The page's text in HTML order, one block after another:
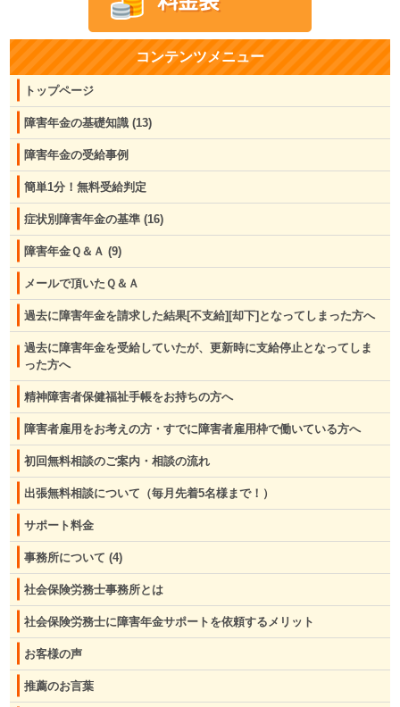
コンテンツメニュー
トップページ
障害年金の基礎知識 (13)
障害年金の受給事例
簡単1分！無料受給判定
症状別障害年金の基準 (16)
障害年金Ｑ＆Ａ (9)
メールで頂いたＱ＆Ａ
過去に障害年金を請求した結果[不支給][却下]となってしまった方へ
過去に障害年金を受給していたが、更新時に支給停止となってしま
った方へ
精神障害者保健福祉手帳をお持ちの方へ
障害者雇用をお考えの方・すでに障害者雇用枠で働いている方へ
初回無料相談のご案内・相談の流れ
出張無料相談について（毎月先着5名様まで！）
サポート料金
事務所について (4)
社会保険労務士事務所とは
社会保険労務士に障害年金サポートを依頼するメリット
お客様の声
推薦のお言葉